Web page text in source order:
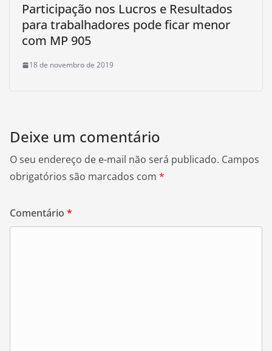
Participação nos Lucros e Resultados
para trabalhadores pode ficar menor
com MP 905
18 de novembro de 2019
Deixe um comentário
O seu endereço de e-mail não será publicado. Campos
obrigatórios são marcados com *
Comentário *